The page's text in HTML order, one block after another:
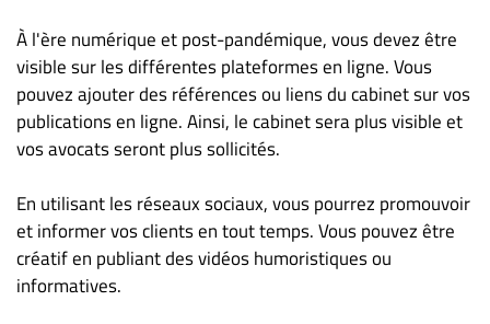
À l'ère numérique et post-pandémique, vous devez être
visible sur les différentes plateformes en ligne. Vous
pouvez ajouter des références ou liens du cabinet sur vos
publications en ligne. Ainsi, le cabinet sera plus visible et
vos avocats seront plus sollicités.
En utilisant les réseaux sociaux, vous pourrez promouvoir
et informer vos clients en tout temps. Vous pouvez être
créatif en publiant des vidéos humoristiques ou
informatives.